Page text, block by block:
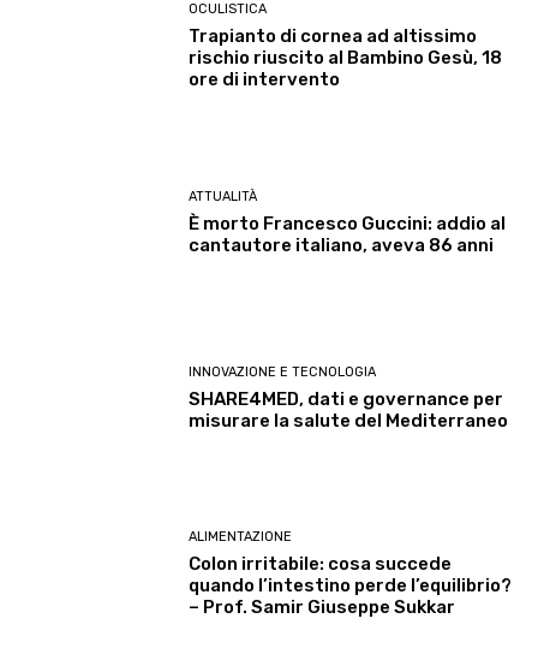
OCULISTICA
Trapianto di cornea ad altissimo
rischio riuscito al Bambino Gesù, 18
ore di intervento
ATTUALITÀ
È morto Francesco Guccini: addio al
cantautore italiano, aveva 86 anni
INNOVAZIONE E TECNOLOGIA
SHARE4MED, dati e governance per
misurare la salute del Mediterraneo
ALIMENTAZIONE
Colon irritabile: cosa succede
quando l’intestino perde l’equilibrio?
– Prof. Samir Giuseppe Sukkar